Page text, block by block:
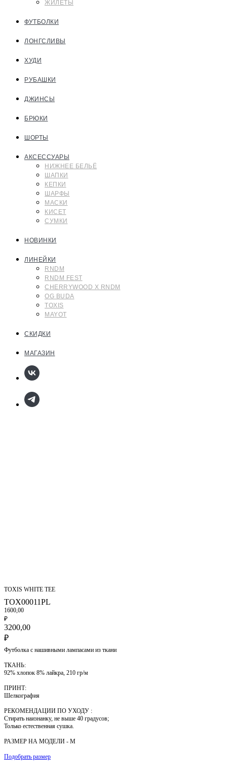
ЖИЛЕТЫ
ФУТБОЛКИ
ЛОНГСЛИВЫ
ХУДИ
РУБАШКИ
ДЖИНСЫ
БРЮКИ
ШОРТЫ
АКСЕССУАРЫ
НИЖНЕЕ БЕЛЬЁ
ШАПКИ
КЕПКИ
ШАРФЫ
МАСКИ
КИСЕТ
СУМКИ
НОВИНКИ
ЛИНЕЙКИ
RNDM
RNDM FEST
CHERRYWOOD X RNDM
OG BUDA
TOXIS
MAYOT
СКИДКИ
МАГАЗИН
TOXIS WHITE TEE
TOX00011PL
1600,00
₽
3200,00
₽
Футболка с нашивными лампасами из ткани
ТКАНЬ:
92% хлопок 8% лайкра, 210 гр/м
ПРИНТ:
Шелкография
РЕКОМЕНДАЦИИ ПО УХОДУ :
Стирать наизнанку, не выше 40 градусов;
Только естественная сушка.
РАЗМЕР НА МОДЕЛИ - M
Подобрать размер